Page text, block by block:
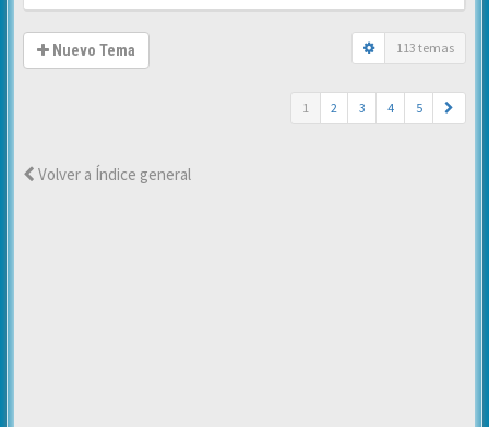
Nuevo Tema 113 temas
1 2 3 4 5
Volver a Índice general